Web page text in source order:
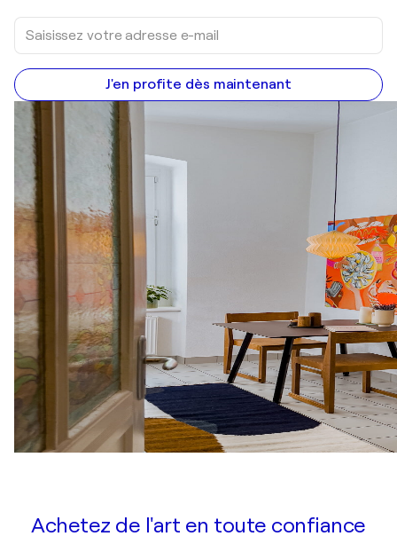
J'en profite dès maintenant
Achetez de l'art en toute confiance